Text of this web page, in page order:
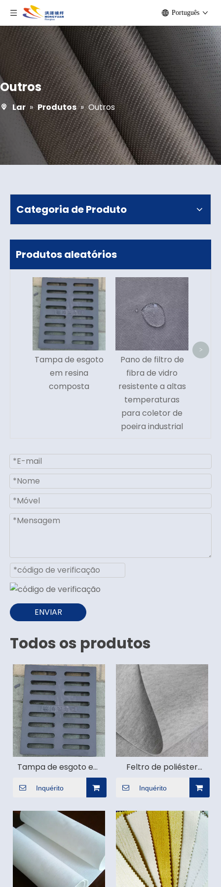
Português
Outros
Lar » Produtos » Outros
Categoria de Produto
Produtos aleatórios
Tampa de esgoto
em resina
composta
Pano de filtro de
fibra de vidro
resistente a altas
temperaturas
para coletor de
poeira industrial
>
ENVIAR
Todos os produtos
Tampa de esgoto em
resina composta
Inquérito
Feltro de poliéster
misturado com fibra
antiestática misturada
Inquérito